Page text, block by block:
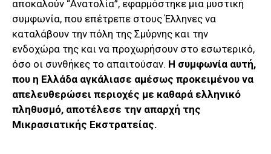
αποκαλούν “Ανατολία”, εφαρμόστηκε μια μυστική
συμφωνία, που επέτρεπε στους Έλληνες να
καταλάβουν την πόλη της Σμύρνης και την
ενδοχώρα της και να προχωρήσουν στο εσωτερικό,
όσο οι συνθήκες το απαιτούσαν. Η συμφωνία αυτή,
που η Ελλάδα αγκάλιασε αμέσως προκειμένου να
απελευθερώσει περιοχές με καθαρά ελληνικό
πληθυσμό, αποτέλεσε την απαρχή της
Μικρασιατικής Εκστρατείας.